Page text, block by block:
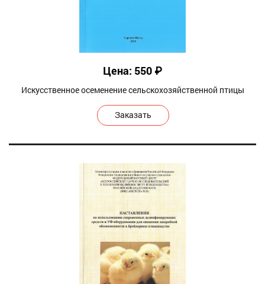
Цена: 550 ₽
Искусственное осеменение сельскохозяйственной птицы
Заказать